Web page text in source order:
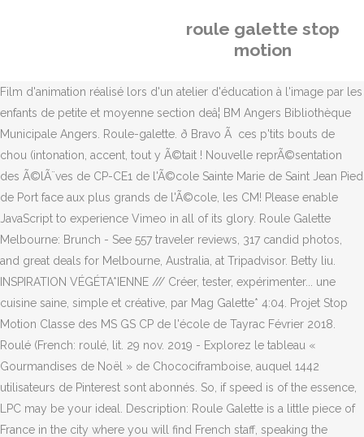
roule galette stop
motion
Film d'animation réalisé lors d'un atelier d'éducation à l'image par les
enfants de petite et moyenne section deâ¦ BM Angers Bibliothèque
Municipale Angers. Roule-galette. ð Bravo Ã ces p'tits bouts de
chou (intonation, accent, tout y Ã©tait ! Nouvelle reprÃ©sentation
des Ã©lÃ¨ves de CP-CE1 de l'Ã©cole Sainte Marie de Saint Jean Pied
de Port face aux plus grands de l'Ã©cole, les CM! Please enable
JavaScript to experience Vimeo in all of its glory. Roule Galette
Melbourne: Brunch - See 557 traveler reviews, 317 candid photos,
and great deals for Melbourne, Australia, at Tripadvisor. Betty liu.
INSPIRATION VÉGÉTA*IENNE /// Créer, tester, expérimenter... une
cuisine saine, simple et créative, par Mag Galette* 4:04. Projet Stop
Motion Classe des MS GS CP de l'école de Tayrac Février 2018.
Roulé (French: roulé, lit. 29 nov. 2019 - Explorez le tableau «
Gourmandises de Noël » de Chocociframboise, auquel 1442
utilisateurs de Pinterest sont abonnés. So, if speed is of the essence,
LPC may be your ideal. Description: Roule Galette is a little piece of
France in the city where you will find French staff, speaking the